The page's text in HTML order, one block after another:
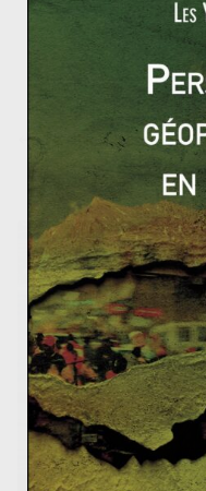
commerciale, la
fait de plus en plus
Friedrich Ratzel –